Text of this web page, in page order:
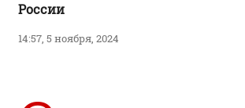
России
14:57, 5 ноября, 2024